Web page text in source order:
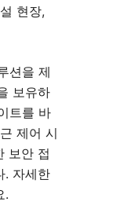
현장,
션을 제
보유하
트를 바
제어 시
보안 접
. 자세한
.